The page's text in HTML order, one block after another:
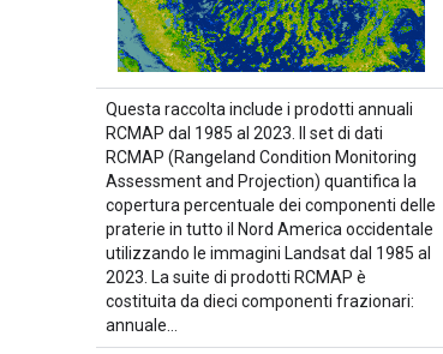
Questa raccolta include i prodotti annuali
RCMAP dal 1985 al 2023. Il set di dati
RCMAP (Rangeland Condition Monitoring
Assessment and Projection) quantifica la
copertura percentuale dei componenti delle
praterie in tutto il Nord America occidentale
utilizzando le immagini Landsat dal 1985 al
2023. La suite di prodotti RCMAP è
costituita da dieci componenti frazionari:
annuale…